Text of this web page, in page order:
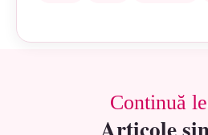
Continuă